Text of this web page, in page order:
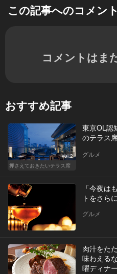
この記事へのコメント
コメントはま
おすすめ記事
Vol.2
押さえておきたいテラス席
東京OL認
のテラス
グルメ
「今夜は
トをさら
グルメ
肉汁をた
味わえる
曜ディナ